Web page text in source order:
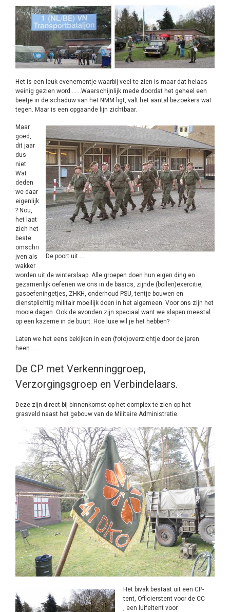
Het is een leuk evenementje waarbij veel te zien is maar dat helaas
weinig gezien word…….Waarschijnlijk mede doordat het geheel een
beetje in de schaduw van het NMM ligt, valt het aantal bezoekers wat
tegen. Maar is een opgaande lijn zichtbaar.
De poort uit…..
Maar
goed,
dit jaar
dus
niet.
Wat
deden
we daar
eigenlijk
? Nou,
het laat
zich het
beste
omschri
jven als
wakker
worden uit de winterslaap. Alle groepen doen hun eigen ding en
gezamenlijk oefenen we ons in de basics, zijnde (bollen)exercitie,
gasoefeningetjes, ZHKH, onderhoud PSU, tentje bouwen en
dienstplichtig militair moeilijk doen in het algemeen. Voor ons zijn het
mooie dagen. Ook de avonden zijn speciaal want we slapen meestal
op een kazerne in de buurt. Hoe luxe wil je het hebben?
Laten we het eens bekijken in een (foto)overzichtje door de jaren
heen ….
De CP met Verkenninggroep,
Verzorgingsgroep en Verbindelaars.
Deze zijn direct bij binnenkomst op het complex te zien op het
grasveld naast het gebouw van de Militaire Administratie.
Het bivak bestaat uit een CP-
tent, Officierstent voor de CC
, een luifeltent voor